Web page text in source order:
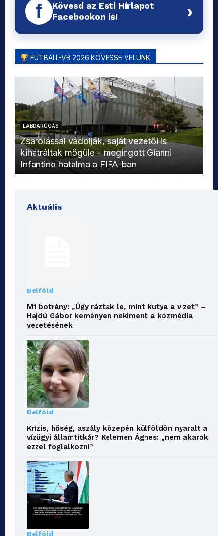
f
Kövesd az Esti Hírlapot
Facebookon is!
›
FUTBALL-VB 2026 KÖVESSE VELÜNK
LABDARÚGÁS
Zsarolással vádolják, saját vezetői is
kihátráltak mögüle – megingott Gianni
Infantino hatalma a FIFA-ban
Aktuális
Belföld
M1 botrány: „Úgy ráztak le, mint kutya a vizet” –
Hajdú Gábor keményen nekiment a közmédia
vezetésének
Belföld
Krízis, hőség, aszály közepén külföldön nyaralt a
vízügyi államtitkár? Kelemen Ágnes: „nem akarok
ezzel foglalkozni”
Belföld